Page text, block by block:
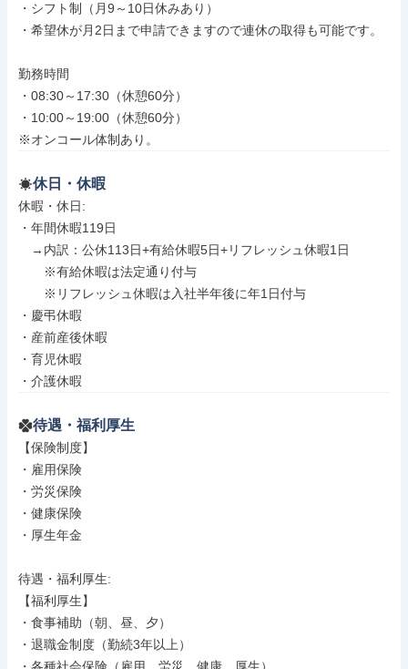
・シフト制（月9～10日休みあり）
・希望休が月2日まで申請できますので連休の取得も可能です。
勤務時間
・08:30～17:30（休憩60分）
・10:00～19:00（休憩60分）
※オンコール体制あり。
休日・休暇
休暇・休日:
・年間休暇119日
→内訳：公休113日+有給休暇5日+リフレッシュ休暇1日
※有給休暇は法定通り付与
※リフレッシュ休暇は入社半年後に年1日付与
・慶弔休暇
・産前産後休暇
・育児休暇
・介護休暇
待遇・福利厚生
【保険制度】
・雇用保険
・労災保険
・健康保険
・厚生年金
待遇・福利厚生:
【福利厚生】
・食事補助（朝、昼、夕）
・退職金制度（勤続3年以上）